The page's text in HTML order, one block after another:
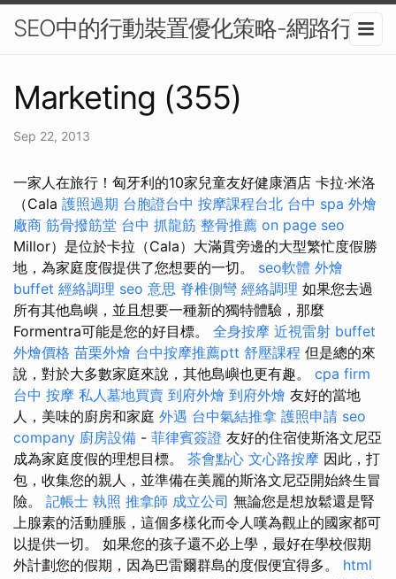
SEO中的行動裝置優化策略-網路行銷
Marketing (355)
Sep 22, 2013
一家人在旅行！匈牙利的10家兒童友好健康酒店 卡拉·米洛
（Cala 護照過期 台胞證台中 按摩課程台北 台中 spa 外燴
廠商 筋骨撥筋堂 台中 抓龍筋 整骨推薦 on page seo
Millor）是位於卡拉（Cala）大滿貫旁邊的大型繁忙度假勝
地，為家庭度假提供了您想要的一切。 seo軟體 外燴
buffet 經絡調理 seo 意思 脊椎側彎 經絡調理 如果您去過
所有其他島嶼，並且想要一種新的獨特體驗，那麼
Formentra可能是您的好目標。 全身按摩 近視雷射 buffet
外燴價格 苗栗外燴 台中按摩推薦ptt 舒壓課程 但是總的來
說，對於大多數家庭來說，其他島嶼也更有趣。 cpa firm
台中 按摩 私人墓地買賣 到府外燴 到府外燴 友好的當地
人，美味的廚房和家庭 外遇 台中氣結推拿 護照申請 seo
company 廚房設備 - 菲律賓簽證 友好的住宿使斯洛文尼亞
成為家庭度假的理想目標。 茶會點心 文心路按摩 因此，打
包，收集您的親人，並準備在美麗的斯洛文尼亞開始終生冒
險。 記帳士 執照 推拿師 成立公司 無論您是想放鬆還是腎
上腺素的活動腫脹，這個多樣化而令人嘆為觀止的國家都可
以提供一切。 如果您的孩子還不必上學，最好在學校假期
外計劃您的假期，因為巴雷爾群島的度假便宜得多。 html